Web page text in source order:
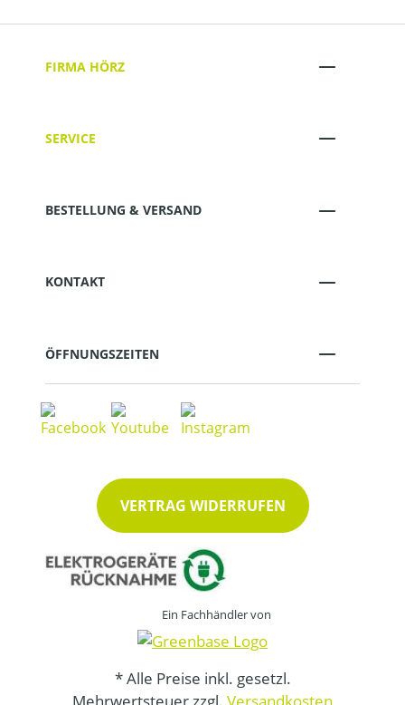
FIRMA HÖRZ
SERVICE
BESTELLUNG & VERSAND
KONTAKT
ÖFFNUNGSZEITEN
VERTRAG WIDERRUFEN
Ein Fachhändler von
* Alle Preise inkl. gesetzl.